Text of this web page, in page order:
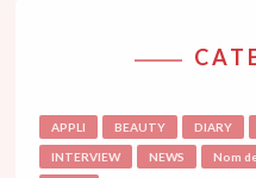
APPLI BEAUTY DIARY
INTERVIEW NEWS Nom